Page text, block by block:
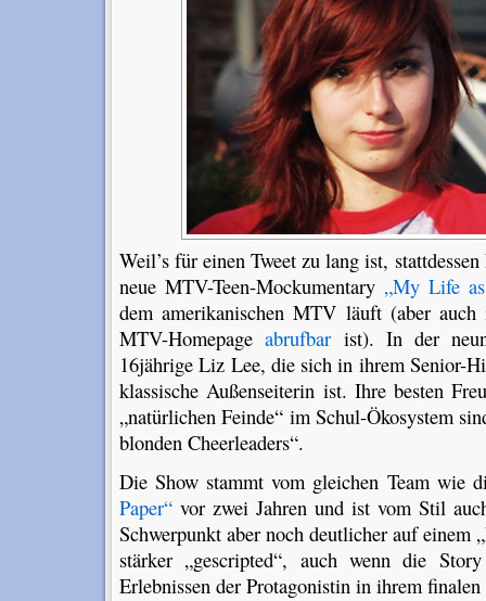
Weil’s für einen Tweet zu lang ist,
neue MTV-Teen-Mockumentary „My Life
dem amerikanischen MTV läuft (aber
MTV-Homepageabrufbar ist). In der
16jährige Liz Lee, die sich in ihrem Senior-
klassische Außenseiterin ist. Ihre besten
„natürlichen Feinde“ im Schul-Ökosystem
blonden Cheerleaders“.
Die Show stammt vom gleichen Team wie
Paper“vor zwei Jahren und ist vom Stil
Schwerpunkt aber noch deutlicher auf einem
stärker „gescripted“, auch wenn die
Erlebnissen der Protagonistin in ihrem